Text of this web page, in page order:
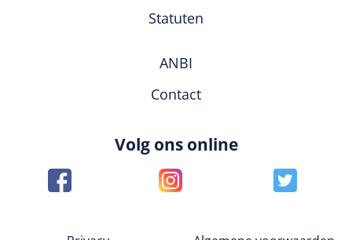
Statuten
ANBI
Contact
Volg ons online